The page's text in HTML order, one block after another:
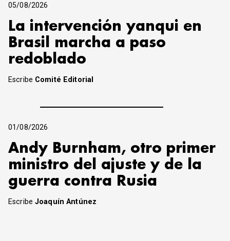
05/08/2026
La intervención yanqui en
Brasil marcha a paso
redoblado
Escribe Comité Editorial
01/08/2026
Andy Burnham, otro primer
ministro del ajuste y de la
guerra contra Rusia
EscribeJoaquín Antúnez